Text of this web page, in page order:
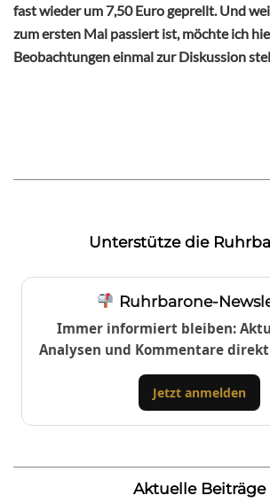
fast wieder um 7,50 Euro geprellt. Und
zum ersten Mal passiert ist, möchte ich
Beobachtungen einmal zur Diskussion
Unterstütze die
Ruhrbarone-
Immer informiert bleiben:
Analysen und Kommentare
Jetzt anmelden
Aktuelle Beiträge